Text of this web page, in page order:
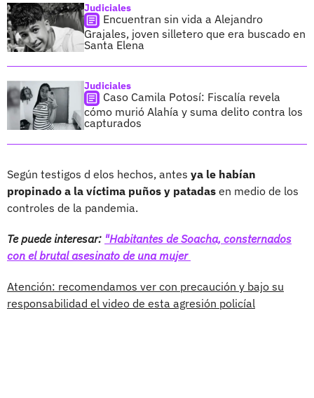
Judiciales
Encuentran sin vida a Alejandro
Grajales, joven silletero que era buscado en
Santa Elena
Judiciales
Caso Camila Potosí: Fiscalía revela
cómo murió Alahía y suma delito contra los
capturados
Según testigos d elos hechos, antes ya le habían
propinado a la víctima puños y patadas en medio de los
controles de la pandemia.
Te puede interesar: "Habitantes de Soacha, consternados
con el brutal asesinato de una mujer
Atención: recomendamos ver con precaución y bajo su
responsabilidad el video de esta agresión policíal